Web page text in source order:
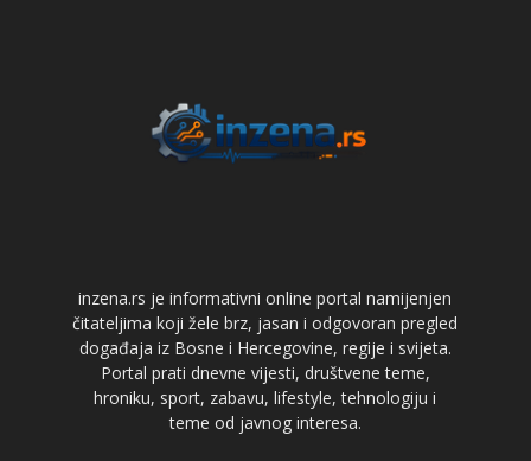
inzena.rs je informativni online portal namijenjen
čitateljima koji žele brz, jasan i odgovoran pregled
događaja iz Bosne i Hercegovine, regije i svijeta.
Portal prati dnevne vijesti, društvene teme,
hroniku, sport, zabavu, lifestyle, tehnologiju i
teme od javnog interesa.